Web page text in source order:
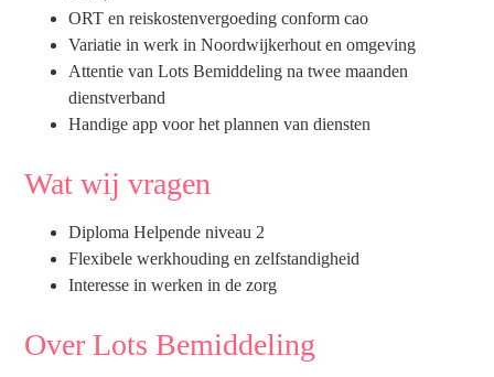
ORT en reiskostenvergoeding conform cao
Variatie in werk in Noordwijkerhout en omgeving
Attentie van Lots Bemiddeling na twee maanden
dienstverband
Handige app voor het plannen van diensten
Wat wij vragen
Diploma Helpende niveau 2
Flexibele werkhouding en zelfstandigheid
Interesse in werken in de zorg
Over Lots Bemiddeling